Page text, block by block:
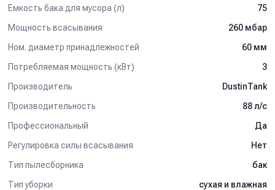
Емкость бака для мусора (л)
75
Мощность всасывания
260 мбар
Ном. диаметр принадлежностей
60 мм
Потребляемая мощность (кВт)
3
Производитель
DustinTank
Производительность
88 л/c
Профессиональный
Да
Регулировка силы всасывания
Нет
Тип пылесборника
бак
Тип уборки
сухая и влажная